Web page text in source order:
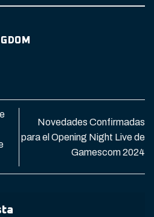
Novedades Confirmadas
para el Opening Night Live de
Gamescom 2024